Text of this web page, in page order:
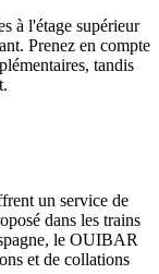
à l'étage supérieur
Prenez en compte
tandis
un service de
dans les trains
le OUIBAR
et de collations